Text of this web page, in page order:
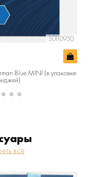
S0110950
Blue MINI (в упаковке
все